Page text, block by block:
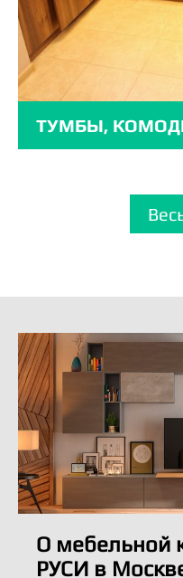
ТУМБЫ,
О мебельной
РУСИ в